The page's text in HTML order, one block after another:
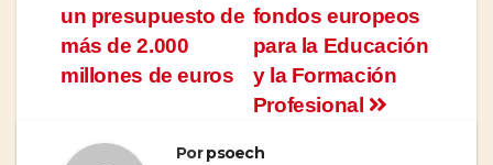
fondos europeos
para la Educación
y la Formación
Profesional
un presupuesto de
más de 2.000
millones de euros
Porpsoech